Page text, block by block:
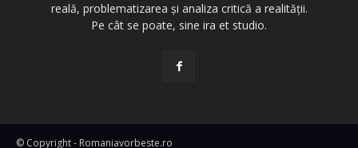
reală, problematizarea și analiza critică a realității.
Pe cât se poate, sine ira et studio.
© Copyright - Romaniavorbeste.ro